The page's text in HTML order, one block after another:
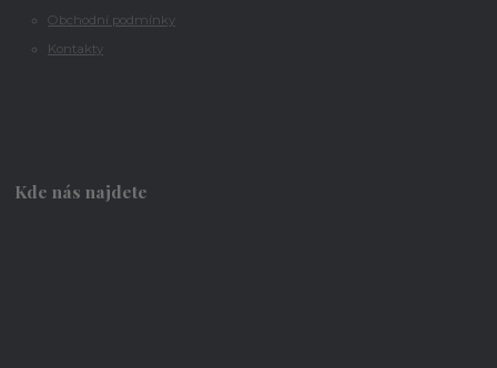
Obchodní podmínky
Kontakty
Kde nás najdete